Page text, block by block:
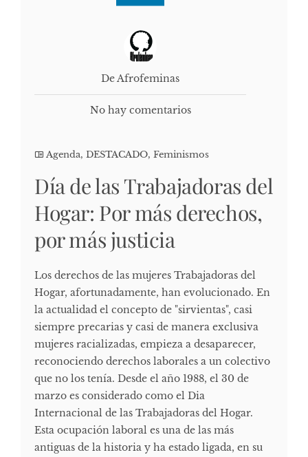
De Afrofeminas
No hay comentarios
Agenda, DESTACADO, Feminismos
Día de las Trabajadoras del
Hogar: Por más derechos,
por más justicia
Los derechos de las mujeres Trabajadoras del
Hogar, afortunadamente, han evolucionado. En
la actualidad el concepto de "sirvientas", casi
siempre precarias y casi de manera exclusiva
mujeres racializadas, empieza a desaparecer,
reconociendo derechos laborales a un colectivo
que no los tenía. Desde el año 1988, el 30 de
marzo es considerado como el Dia
Internacional de las Trabajadoras del Hogar.
Esta ocupación laboral es una de las más
antiguas de la historia y ha estado ligada, en su